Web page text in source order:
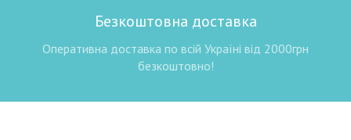
Безкоштовна доставка
Оперативна доставка по всій Україні від 2000грн
безкоштовно!